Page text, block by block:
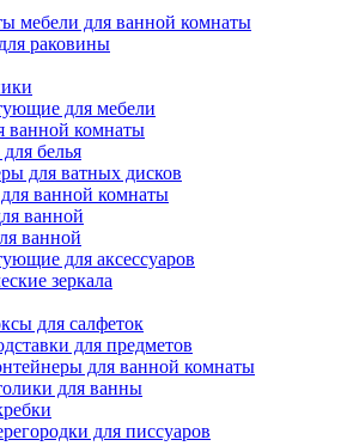
мебели для ванной комнаты
раковины
для мебели
ванной комнаты
белья
для ватных дисков
ванной комнаты
ванной
ванной
для аксессуаров
зеркала
для салфеток
для предметов
для ванной комнаты
для ванны
для писсуаров